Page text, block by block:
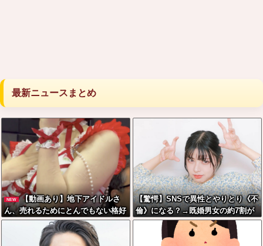
最新ニュースまとめ
NEW
【動画あり】地下アイドルさ
ん、売れるためにとんでもない格好
でここまでしなきゃいけないと判明
ｗｗｗｗｗ
【驚愕】SNSで異性とやりとり《不
倫》になる？→既婚男女の約7割が
まさかの『こう』回答してしまうw
w w w w w w w